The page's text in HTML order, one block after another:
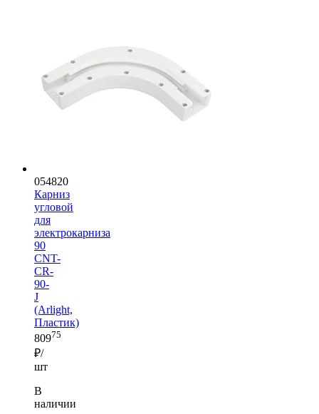
054820
Карниз
угловой
для
электрокарниза
90
CNT-
CR-
90-
J
(Arlight,
Пластик)
80975
₽/
шт
В
наличии